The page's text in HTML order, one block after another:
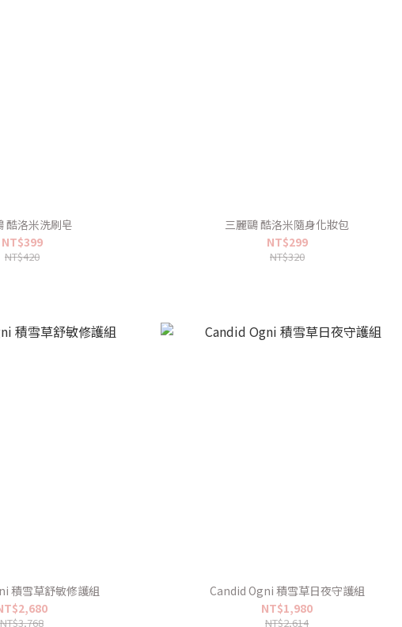
酷洛米洗刷皂
NT$399
NT$420
三麗鷗 酷洛米隨身化妝包
NT$299
NT$320
積雪草舒敏修護組
NT$3,768
Candid Ogni 積雪草日夜守護組
NT$1,980
NT$2,614